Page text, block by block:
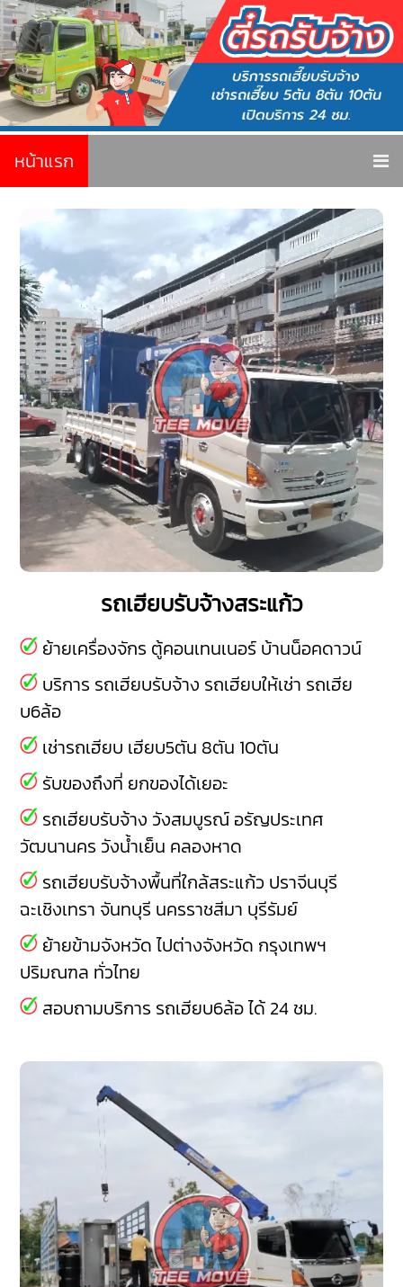
หน้าแรก
รถเฮียบรับจ้างสระแก้ว
ย้ายเครื่องจักร ตู้คอนเทนเนอร์ บ้านน็อคดาวน์
บริการ รถเฮียบรับจ้าง รถเฮียบให้เช่า รถเฮีย
บ6ล้อ
เช่ารถเฮียบ เฮียบ5ตัน 8ตัน 10ตัน
รับของถึงที่ ยกของได้เยอะ
รถเฮียบรับจ้าง วังสมบูรณ์ อรัญประเทศ
วัฒนานคร วังน้ำเย็น คลองหาด
รถเฮียบรับจ้างพื้นที่ใกล้สระแก้ว ปราจีนบุรี
ฉะเชิงเทรา จันทบุรี นครราชสีมา บุรีรัมย์
ย้ายข้ามจังหวัด ไปต่างจังหวัด กรุงเทพฯ
ปริมณฑล ทั่วไทย
สอบถามบริการ รถเฮียบ6ล้อ ได้ 24 ชม.